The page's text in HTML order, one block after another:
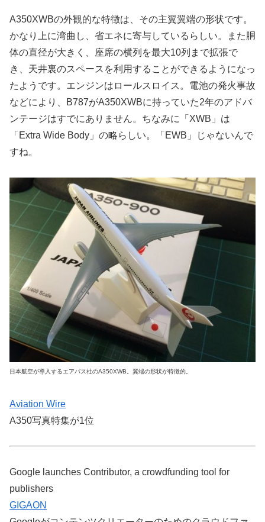
A350XWBの外観的な特徴は、その主翼翼端の形状です。
かなり上に湾曲し、省エネに寄与しているらしい。また胴
体の直径が大きく、座席の横列を最大10列まで拡張で
き、天井裏のスペースを利用することができるようになっ
たようです。エンジンはロールスロイス。電池の発火事故
などにより、B787がA350XWBに持っていた2年のアドバ
ンテージはすでにありません。ちなみに「XWB」は
「Extra Wide Body」の略らしい。「EWB」じゃないんで
すね。
日本航空が導入するエアバス社のA350XWB。翼端の形状が特徴的。
Aviation Wire
A350写真特集が1位
Google launches Contributor, a crowdfunding tool for
publishers
GIGAON